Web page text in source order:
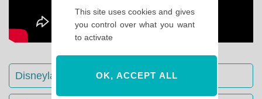
Disneyland Paris : Le guide complet
This site uses cookies and gives
you control over what you want
to activate
OK, ACCEPT ALL